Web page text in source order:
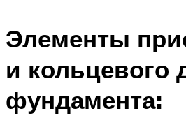
Элементы
и кольцевого
фундамента: